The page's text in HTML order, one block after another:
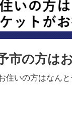
市の方は
住いの方はなん